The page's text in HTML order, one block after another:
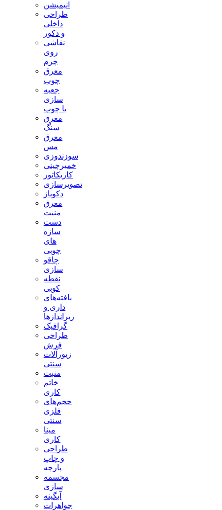
انیمیشن
طراحی
داخلی
و دکور
نقاشی
روی
چرم
معرق
چوب
جعبه
سازی
با چوب
معرق
سنگ
معرق
مس
سوزندوزی
خمیرچینی
کاریکاتور
تصویرسازی
دکوپاژ
معرق
منبت
دست
سازه
های
چوبی
چاقو
سازی
نقطه
کوبی
بافته‌های
داری و
زیراندازها
گرافیک
طراحی
فرش
زیورآلات
سنتی
منبت
خاتم
کاری
حجم‌های
فلزی
سنتی
مینا
کاری
طراحی
و چاپ
پارچه
مجسمه
سازی
آبگینه
جواهرات